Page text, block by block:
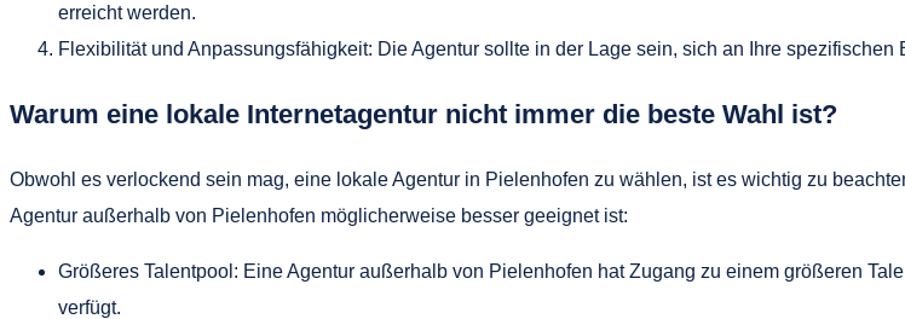
erreicht werden.
Flexibilität und Anpassungsfähigkeit: Die Agentur sollte in der Lage sein, sich an Ihre
Warum eine lokale Internetagentur nicht immer die beste Wahl ist?
Obwohl es verlockend sein mag, eine lokale Agentur in Pielenhofen zu wählen, ist es wichtig zu
Agentur außerhalb von Pielenhofen möglicherweise besser geeignet ist:
Größeres Talentpool: Eine Agentur außerhalb von Pielenhofen hat Zugang zu einem größeren
verfügt.